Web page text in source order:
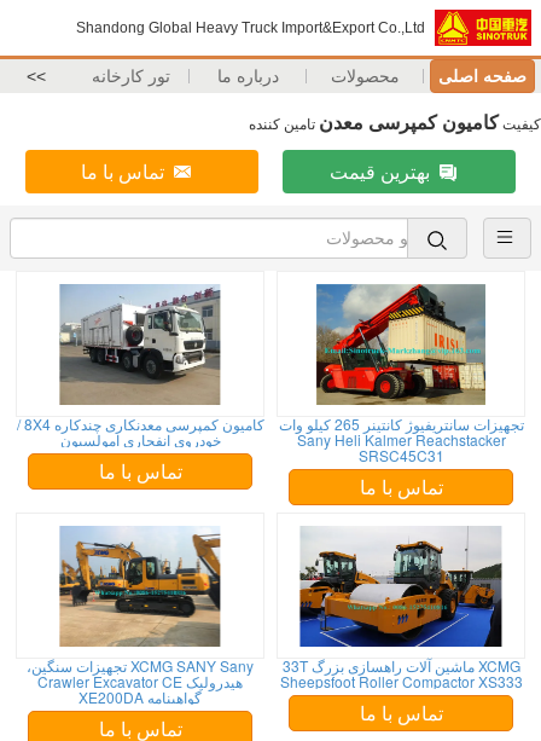
Shandong Global Heavy Truck Import&Export Co.,Ltd
صفحه اصلی محصولات درباره ما تور کارخانه >>
کیفیت کامیون کمپرسی معدن تامین کننده
بهترین قیمت تماس با ما
کامیون کمپرسی معدنکاری چندکاره 8X4 /
خودروی انفجاری امولسیون
تماس با ما
تجهیزات سانتریفیوژ کانتینر 265 کیلو وات
Sany Heli Kalmer Reachstacker
SRSC45C31
تماس با ما
XCMG SANY Sany تجهیزات سنگین،
هیدرولیک Crawler Excavator CE
گواهینامه XE200DA
تماس با ما
XCMG ماشین آلات راهسازی بزرگ 33T
Sheepsfoot Roller Compactor XS333
تماس با ما